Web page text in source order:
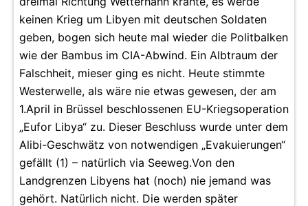
keinen Krieg um Libyen mit deutschen Soldaten
geben, bogen sich heute mal wieder die Politbalken
wie der Bambus im CIA-Abwind. Ein Albtraum der
Falschheit, mieser ging es nicht. Heute stimmte
Westerwelle, als wäre nie etwas gewesen, der am
1.April in Brüssel beschlossenen EU-Kriegsoperation
„Eufor Libya“ zu. Dieser Beschluss wurde unter dem
Alibi-Geschwätz von notwendigen „Evakuierungen“
gefällt (1) – natürlich via Seeweg.Von den
Landgrenzen Libyens hat (noch) nie jemand was
gehört. Natürlich nicht. Die werden später